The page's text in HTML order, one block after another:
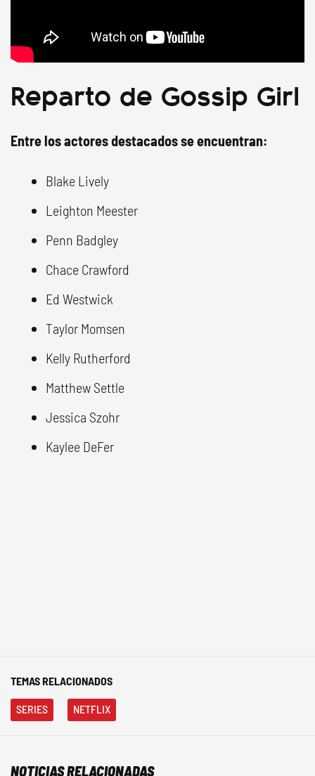
Reparto de Gossip Girl
Entre los actores destacados se encuentran:
Blake Lively
Leighton Meester
Penn Badgley
Chace Crawford
Ed Westwick
Taylor Momsen
Kelly Rutherford
Matthew Settle
Jessica Szohr
Kaylee DeFer
TEMAS RELACIONADOS
SERIES NETFLIX
NOTICIAS RELACIONADAS